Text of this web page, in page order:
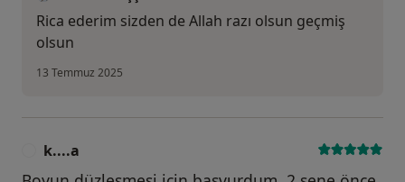
Rica ederim sizden de Allah razı olsun geçmiş
olsun
13 Temmuz 2025
k....a